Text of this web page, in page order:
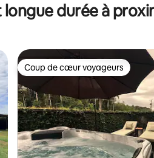
durée à
Coup de cœur voyageurs
Coup de cœur voyageurs